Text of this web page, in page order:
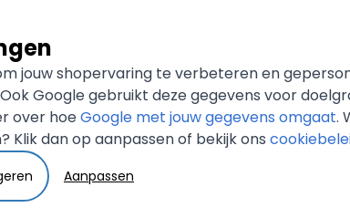
jouw shopervaring te verbeteren en
Google gebruikt deze gegevens voor
over hoeGoogle met jouw gegevens omgaat.
Klik dan op aanpassen of bekijk ons
Aanpassen